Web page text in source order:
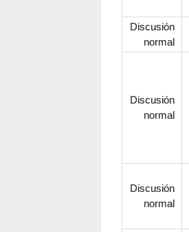
Discusión
normal
Discusión
normal
Discusión
normal